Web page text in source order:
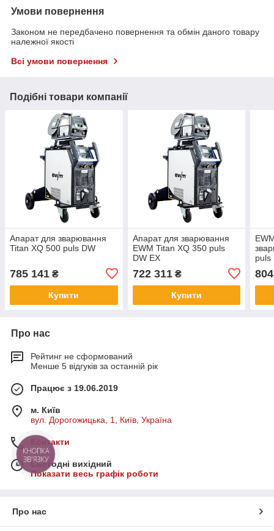
Умови повернення
Законом не передбачено повернення та обмін даного товару
належної якості
Всі умови повернення
Подібні товари компанії
Апарат для зварювання
Titan XQ 500 puls DW
785 141 ₴
Купити
Апарат для зварювання
EWM Titan XQ 350 puls
DW EX
722 311₴
Купити
puls
Про нас
Рейтинг не сформований
Менше 5 відгуків за останній рік
Працює з 19.06.2019
м. Київ
вул. Дорогожицька, 1, Київ, Україна
Контакти
Сьогодні вихідний
Показати весь графік роботи
Про нас
КНОПКА
ЗВ'ЯЗКУ